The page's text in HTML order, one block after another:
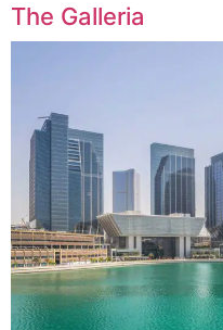
The Galleria